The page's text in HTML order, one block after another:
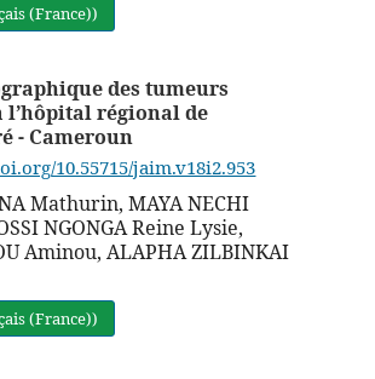
(France))
des tumeurs
l’hôpital régional de
- Cameroun
10.55715/jaim.v18i2.953
Mathurin, MAYA NECHI
NGONGA Reine Lysie,
Aminou, ALAPHA ZILBINKAI
(France))